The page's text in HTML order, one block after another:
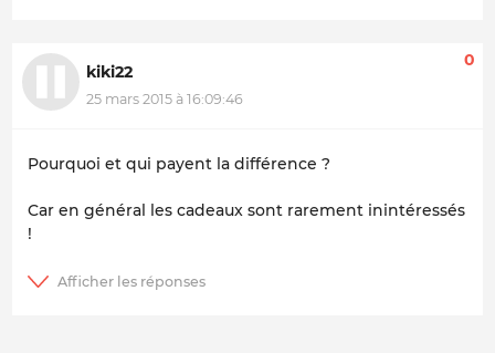
kiki22
25 mars 2015 à 16:09:46
0
Pourquoi et qui payent la différence ?
Car en général les cadeaux sont rarement inintéressés
!